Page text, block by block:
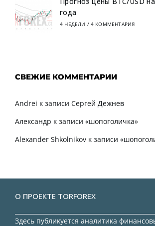
года
4 НЕДЕЛИ / 4 КОММЕНТАРИЯ
СВЕЖИЕ КОММЕНТАРИИ
Andrei к записи Сергей Дежнев
Александр к записи «шопоголичка»
Alexander Shkolnikov к записи
О ПРОЕКТЕ TORFOREX
Здесь публикуется аналитика